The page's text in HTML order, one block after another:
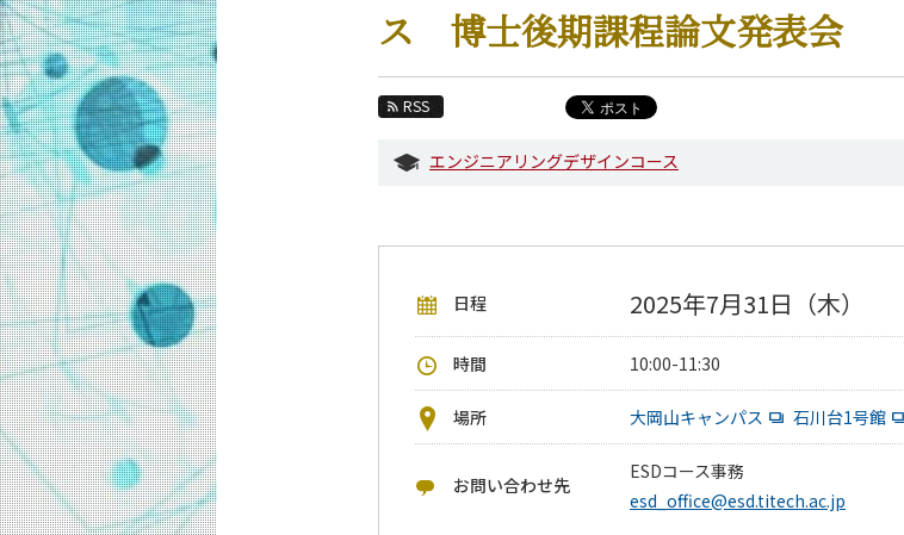
ス 博士後期課程論文発表会
RSS
エンジニアリングデザインコース
日程 2025年7月31日（木）
時間 10:00-11:30
場所 大岡山キャンパス 石川台1号館
お問い合わせ先
ESDコース事務
esd_office@esd.titech.ac.jp
イベントカレンダー